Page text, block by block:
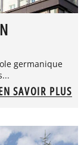
germanique
SAVOIR PLUS